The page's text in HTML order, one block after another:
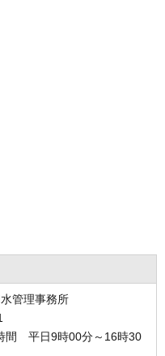
水管理事務所
間 平日9時00分～16時30